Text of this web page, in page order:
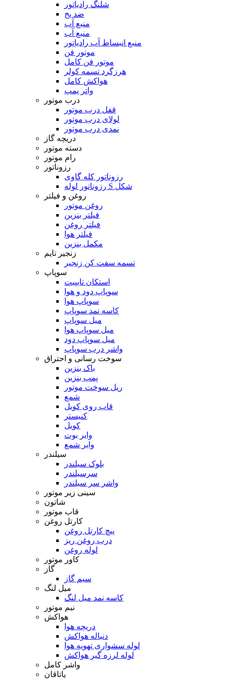
شلنگ رادیاتور
ضد یخ
منبع آب
منبع آب
منبع انبساط آب رادیاتور
موتور فن
موتور فن کامل
هرزگرد تسمه کولر
هواکش کامل
واتر پمپ
درب موتور
قفل درب موتور
لولای درب موتور
نمدی درب موتور
دریچه گاز
دسته موتور
رام موتور
رزوناتور
رزوناتور کله گاوی
رزوناتور لوله S شکل
روغن و فیلتر
روغن موتور
فیلتر بنزین
فیلتر روغن
فیلتر هوا
مکمل بنزین
زنجیر تایم
تسمه سفت کن زنجیر
سوپاپ
استکان تایپیت
سوپاپ دود و هوا
سوپاپ هوا
کاسه نمد سوپاپ
میل سوپاپ
میل سوپاپ هوا
میل سوپاپ دود
واشر درب سوپاپ
سوخت رسانی و احتراق
باک بنزین
پمپ بنزین
ریل سوخت موتور
شمع
قاب روی کویل
کنیستر
کویل
وایر بوت
وایر شمع
سیلندر
بلوک سیلندر
سرسیلندر
واشر سر سیلندر
سینی زیر موتور
شاتون
قاب موتور
کارتل روغن
پیچ کارتل روغن
درب روغن ریز
لوله روغن
کاور موتور
گاز
سیم گاز
میل لنگ
کاسه نمد میل لنگ
نیم موتور
هواکش
دریچه هوا
دنباله هواکش
لوله سشواری تهویه هوا
لوله لرزه گیر هواکش
واشر کامل
یاتاقان